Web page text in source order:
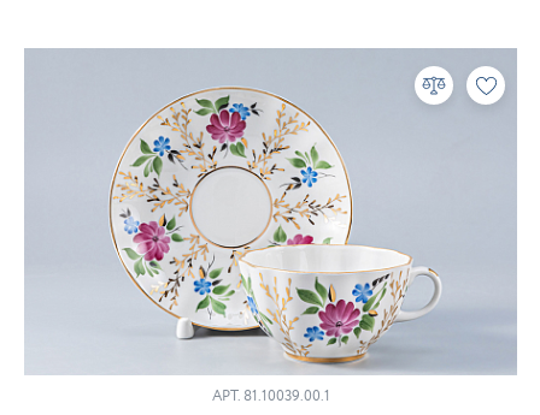
АРТ.81.10039.00.1